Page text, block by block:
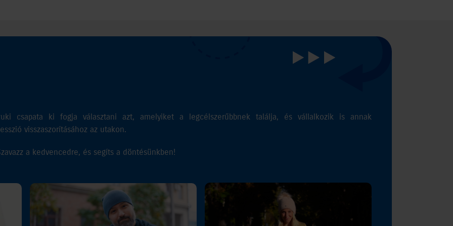
csapata ki fogja választani azt, amelyiket a legcélszerűbbnek találja, és vállalkozik is annak
visszaszorításához az utakon.
a kedvencedre, és segíts a döntésünkben!